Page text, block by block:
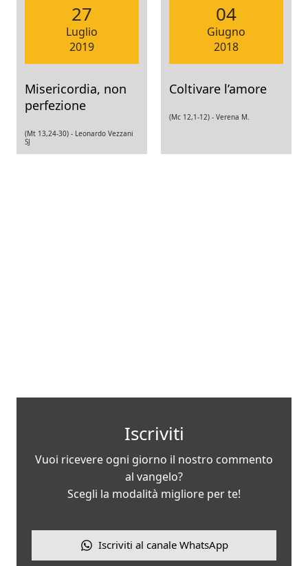
27
Luglio
2019
Misericordia, non
perfezione
(Mt 13,24-30) - Leonardo Vezzani
SJ
04
Giugno
2018
Coltivare l’amore
(Mc 12,1-12) - Verena M.
Iscriviti
Vuoi ricevere ogni giorno il nostro commento
al vangelo?
Scegli la modalità migliore per te!
Iscriviti al canale WhatsApp